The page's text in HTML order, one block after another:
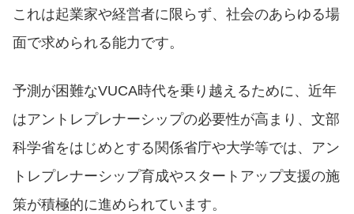
これは起業家や経営者に限らず、社会のあらゆる場
面で求められる能力です。
予測が困難なVUCA時代を乗り越えるために、近年
はアントレプレナーシップの必要性が高まり、文部
科学省をはじめとする関係省庁や大学等では、アン
トレプレナーシップ育成やスタートアップ支援の施
策が積極的に進められています。